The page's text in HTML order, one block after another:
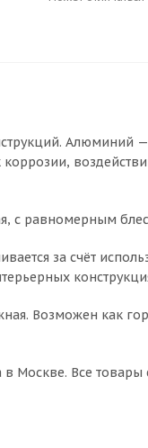
Алюминий
с равномерным
за счёт
Возможен как
Все товары